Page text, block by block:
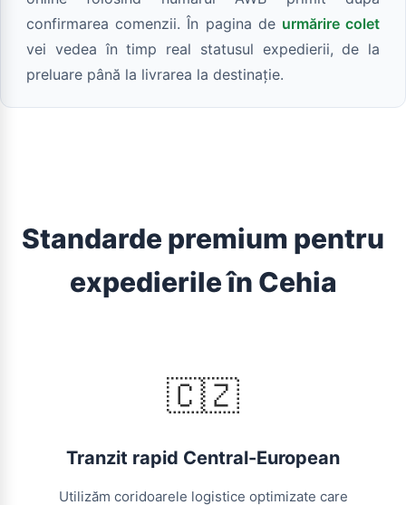
confirmarea comenzii. În pagina de urmărire colet
vei vedea în timp real statusul expedierii, de la
preluare până la livrarea la destinație.
Standarde premium pentru
expedierile în Cehia
🇨🇿
Tranzit rapid Central-European
Utilizăm coridoarele logistice optimizate care